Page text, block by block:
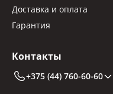
Доставка и оплата
Гарантия
Контакты
+375 (44) 760-60-60